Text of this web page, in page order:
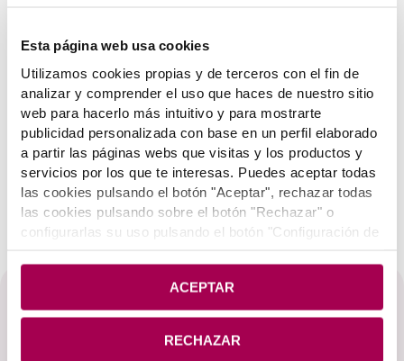
Esta página web usa cookies
Utilizamos cookies propias y de terceros con el fin de
analizar y comprender el uso que haces de nuestro sitio
web para hacerlo más intuitivo y para mostrarte
publicidad personalizada con base en un perfil elaborado
a partir las páginas webs que visitas y los productos y
servicios por los que te interesas. Puedes aceptar todas
las cookies pulsando el botón "Aceptar", rechazar todas
las cookies pulsando sobre el botón "Rechazar" o
configurarlas su uso pulsando el botón "Configuración de
de Cookies
ACEPTAR
RECHAZAR
CASHBACK EN CUENTA VIP
La compra debe iniciarse desde Club Cliente, y será la
plataforma quien enlace directamente con la tienda
online que desees. Pagarás el total del precio del
artículo y el descuento se acumula en tu cuenta vip de
Club Cliente. Cuando quieras puedes pasar el importe
acumulado de todas tus compras a tu cuenta
corriente.
Te puede interesar